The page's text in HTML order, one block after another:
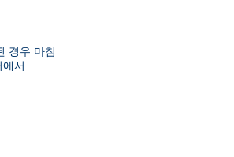
경우 마침
서